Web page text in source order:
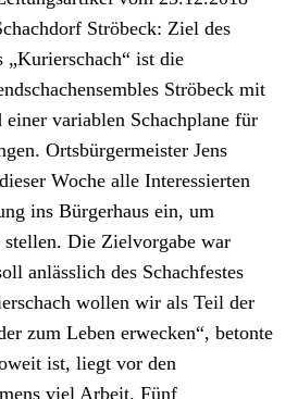
Ströbeck: Ziel des
„Kurierschach“ ist die
Ströbeck mit
einer variablen Schachplane für
Ortsbürgermeister Jens
Woche alle Interessierten
ins Bürgerhaus ein, um
Die Zielvorgabe war
anlässlich des Schachfestes
wollen wir als Teil der
zum Leben erwecken“, betonte
ist, liegt vor den
viel Arbeit. Fünf